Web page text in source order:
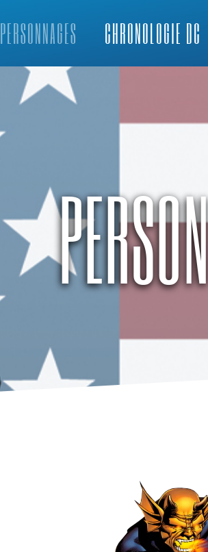
PERSONNAGES CHRONOLOGIE DC